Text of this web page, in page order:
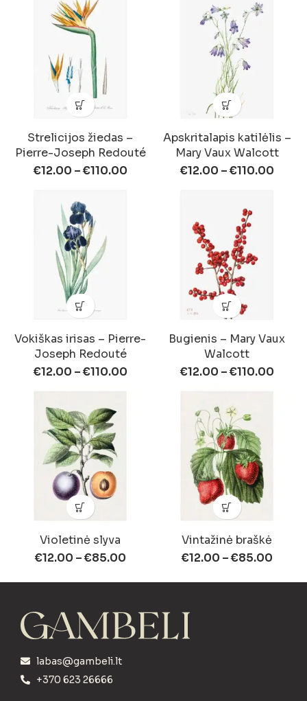
Strelicijos žiedas –
Pierre-Joseph Redouté
€12.00 –€110.00
Apskritalapis katilėlis –
Mary Vaux Walcott
€12.00 –€110.00
Vokiškas irisas – Pierre-
Joseph Redouté
€12.00 –€110.00
Bugienis – Mary Vaux
Walcott
€12.00 –€110.00
Violetinė slyva
€12.00 –€85.00
Vintažinė braškė
€12.00 –€85.00
labas@gambeli.lt
+370 623 26666